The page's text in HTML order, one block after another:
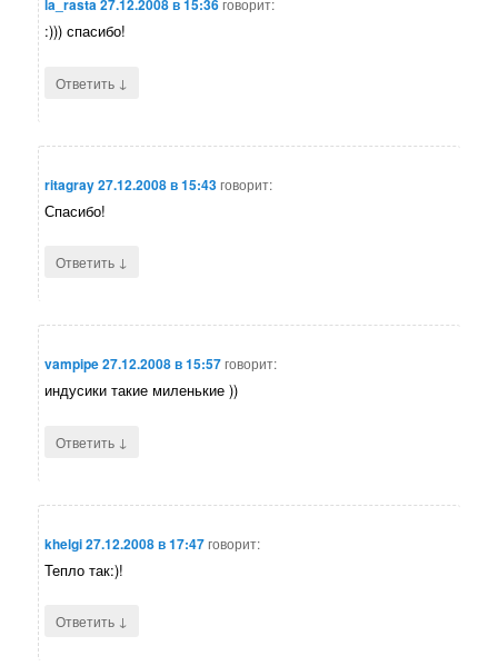
la_rasta27.12.2008 в 15:36говорит:
:))) спасибо!
Ответить ↓
ritagray27.12.2008 в 15:43говорит:
Спасибо!
Ответить ↓
vampipe27.12.2008 в 15:57говорит:
индусики такие миленькие ))
Ответить ↓
khelgi27.12.2008 в 17:47говорит:
Тепло так:)!
Ответить ↓